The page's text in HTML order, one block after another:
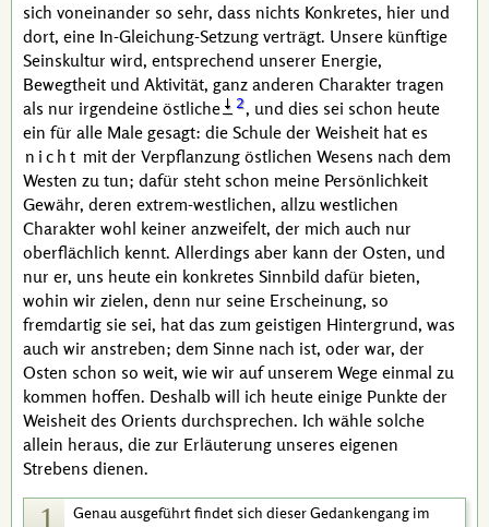
sich voneinander so sehr, dass nichts Konkretes, hier und
dort, eine In-Gleichung-Setzung verträgt. Unsere künftige
Seinskultur wird, entsprechend unserer Energie,
Bewegtheit und Aktivität, ganz anderen Charakter tragen
als nur irgendeine östliche
2, und dies sei schon heute
ein für alle Male gesagt: die Schule der Weisheit hat es
nicht mit der Verpflanzung östlichen Wesens nach dem
Westen zu tun; dafür steht schon meine Persönlichkeit
Gewähr, deren extrem-westlichen, allzu westlichen
Charakter wohl keiner anzweifelt, der mich auch nur
oberflächlich kennt. Allerdings aber kann der Osten, und
nur er, uns heute ein konkretes Sinnbild dafür bieten,
wohin wir zielen, denn nur seine Erscheinung, so
fremdartig sie sei, hat das zum geistigen Hintergrund, was
auch wir anstreben; dem Sinne nach ist, oder war, der
Osten schon so weit, wie wir auf unserem Wege einmal zu
kommen hoffen. Deshalb will ich heute einige Punkte der
Weisheit des Orients durchsprechen. Ich wähle solche
allein heraus, die zur Erläuterung unseres eigenen
Strebens dienen.
1
Genau ausgeführt findet sich dieser Gedankengang im